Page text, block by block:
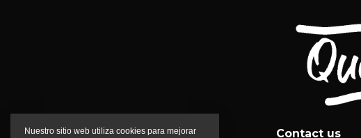
Contact us
Nuestro sitio web utiliza cookies para mejorar